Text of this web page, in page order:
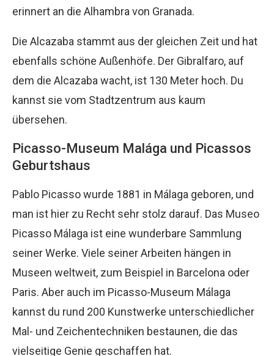
erinnert an die Alhambra von Granada.
Die Alcazaba stammt aus der gleichen Zeit und hat
ebenfalls schöne Außenhöfe. Der Gibralfaro, auf
dem die Alcazaba wacht, ist 130 Meter hoch. Du
kannst sie vom Stadtzentrum aus kaum
übersehen.
Picasso-Museum Malága und Picassos
Geburtshaus
Pablo Picasso wurde 1881 in Málaga geboren, und
man ist hier zu Recht sehr stolz darauf. Das Museo
Picasso Málaga ist eine wunderbare Sammlung
seiner Werke. Viele seiner Arbeiten hängen in
Museen weltweit, zum Beispiel in Barcelona oder
Paris. Aber auch im Picasso-Museum Málaga
kannst du rund 200 Kunstwerke unterschiedlicher
Mal- und Zeichentechniken bestaunen, die das
vielseitige Genie geschaffen hat.